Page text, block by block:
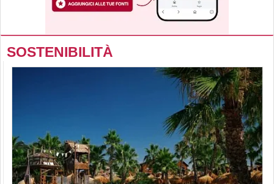
SOSTENIBILITÀ